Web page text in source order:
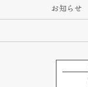
お知らせ